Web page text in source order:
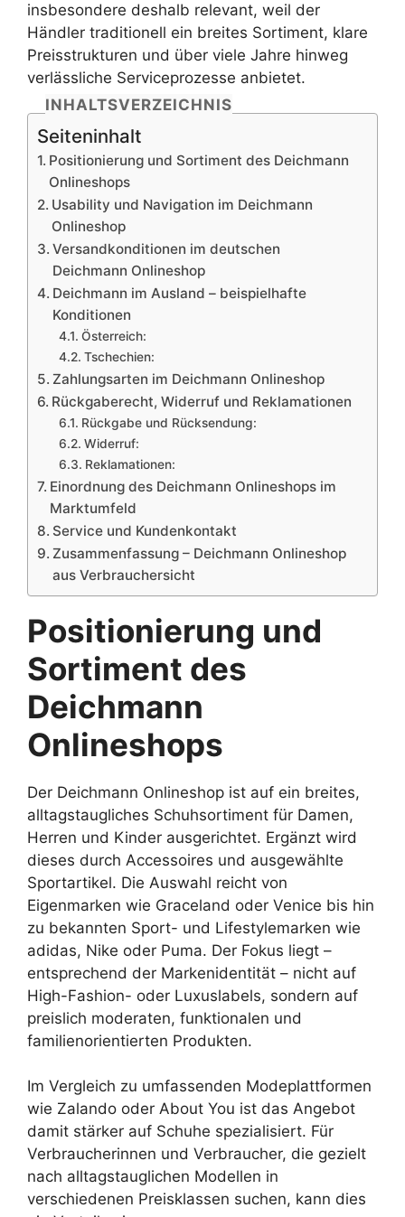
insbesondere deshalb relevant, weil der
Händler traditionell ein breites Sortiment, klare
Preisstrukturen und über viele Jahre hinweg
verlässliche Serviceprozesse anbietet.
INHALTSVERZEICHNIS
Seiteninhalt
Positionierung und Sortiment des Deichmann
Onlineshops
Usability und Navigation im Deichmann
Onlineshop
Versandkonditionen im deutschen
Deichmann Onlineshop
Deichmann im Ausland – beispielhafte
Konditionen
Österreich:
Tschechien:
Zahlungsarten im Deichmann Onlineshop
Rückgaberecht, Widerruf und Reklamationen
Rückgabe und Rücksendung:
Widerruf:
Reklamationen:
Einordnung des Deichmann Onlineshops im
Marktumfeld
Service und Kundenkontakt
Zusammenfassung – Deichmann Onlineshop
aus Verbrauchersicht
Positionierung und
Sortiment des
Deichmann
Onlineshops
Der Deichmann Onlineshop ist auf ein breites,
alltagstaugliches Schuhsortiment für Damen,
Herren und Kinder ausgerichtet. Ergänzt wird
dieses durch Accessoires und ausgewählte
Sportartikel. Die Auswahl reicht von
Eigenmarken wie Graceland oder Venice bis hin
zu bekannten Sport- und Lifestylemarken wie
adidas, Nike oder Puma. Der Fokus liegt –
entsprechend der Markenidentität – nicht auf
High-Fashion- oder Luxuslabels, sondern auf
preislich moderaten, funktionalen und
familienorientierten Produkten.
Im Vergleich zu umfassenden Modeplattformen
wie Zalando oder About You ist das Angebot
damit stärker auf Schuhe spezialisiert. Für
Verbraucherinnen und Verbraucher, die gezielt
nach alltagstauglichen Modellen in
verschiedenen Preisklassen suchen, kann dies